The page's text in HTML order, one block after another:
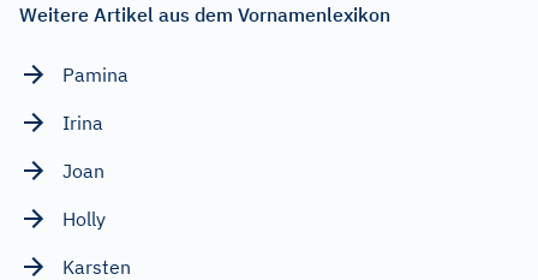
Weitere Artikel aus dem Vornamenlexikon
Pamina
Irina
Joan
Holly
Karsten